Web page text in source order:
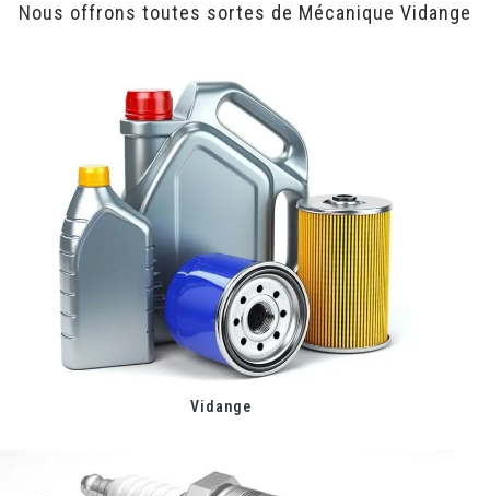
Nous offrons toutes sortes de Mécanique Vidange
Vidange